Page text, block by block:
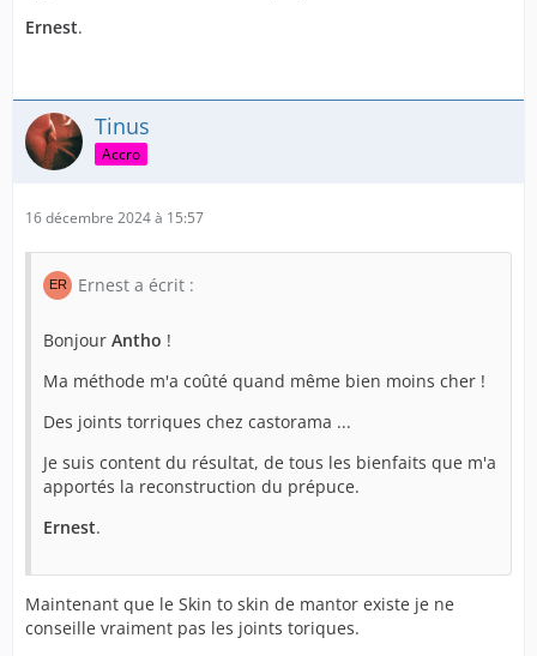
Ernest.
Tinus
Accro
16 décembre 2024 à 15:57
Ernest a écrit :
Bonjour Antho !
Ma méthode m'a coûté quand même bien moins cher !
Des joints torriques chez castorama ...
Je suis content du résultat, de tous les bienfaits que m'a
apportés la reconstruction du prépuce.
Ernest.
Maintenant que le Skin to skin de mantor existe je ne
conseille vraiment pas les joints toriques.